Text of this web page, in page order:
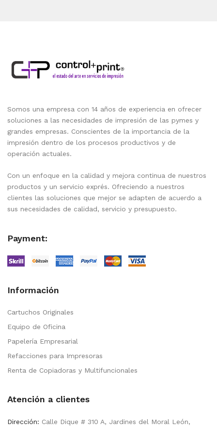
Somos una empresa con 14 años de experiencia en ofrecer
soluciones a las necesidades de impresión de las pymes y
grandes empresas. Conscientes de la importancia de la
impresión dentro de los procesos productivos y de
operación actuales.
Con un enfoque en la calidad y mejora continua de nuestros
productos y un servicio exprés. Ofreciendo a nuestros
clientes las soluciones que mejor se adapten de acuerdo a
sus necesidades de calidad, servicio y presupuesto.
Payment:
Información
Cartuchos Originales
Equipo de Oficina
Papelería Empresarial
Refacciones para Impresoras
Renta de Copiadoras y Multifuncionales
Atención a clientes
Dirección: Calle Dique # 310 A, Jardines del Moral León,